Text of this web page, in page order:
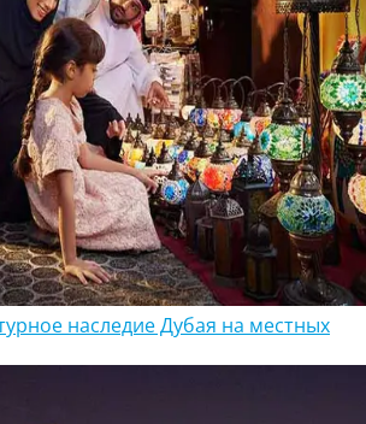
наследие Дубая на местных